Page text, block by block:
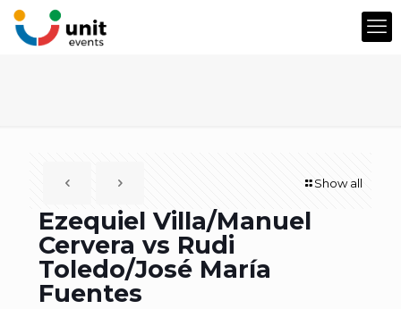
Show all
Ezequiel Villa/Manuel
Cervera vs Rudi
Toledo/José María
Fuentes